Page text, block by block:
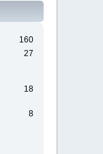
160
27
18
8